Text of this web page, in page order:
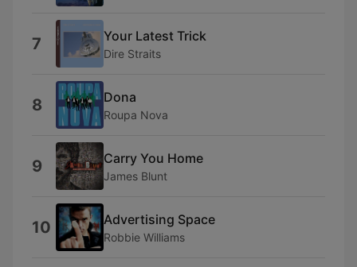
7 Your Latest Trick
Dire Straits
8 Dona
Roupa Nova
9 Carry You Home
James Blunt
10 Advertising Space
Robbie Williams